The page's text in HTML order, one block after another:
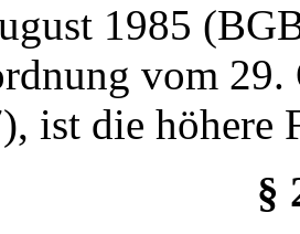
1985
vom
ist die höhere
§